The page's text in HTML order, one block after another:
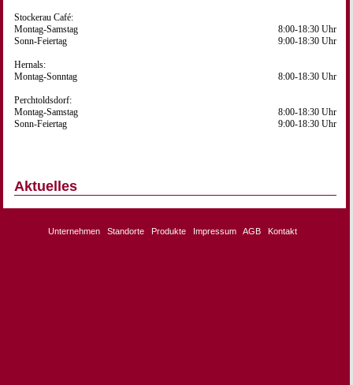
Stockerau Café:
Montag-Samstag
Sonn-Feiertag
8:00-18:30 Uhr
9:00-18:30 Uhr
Hernals:
Montag-Sonntag
8:00-18:30 Uhr
Perchtoldsdorf:
Montag-Samstag
Sonn-Feiertag
8:00-18:30 Uhr
9:00-18:30 Uhr
Aktuelles
Unternehmen Standorte Produkte Impressum AGB Kontakt